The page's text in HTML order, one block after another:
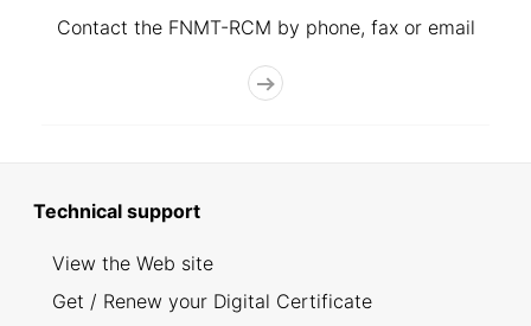
Contact the FNMT-RCM by phone, fax or email
Technical support
View the Web site
Get / Renew your Digital Certificate